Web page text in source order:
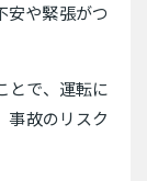
安や緊張がつ
とで、運転に
事故のリスク